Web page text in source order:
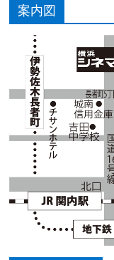
案内図